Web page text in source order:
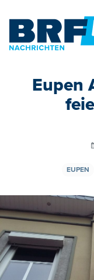
Eupen
EUPEN